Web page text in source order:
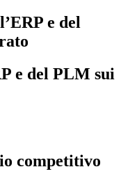
e del
e del PLM sui
competitivo